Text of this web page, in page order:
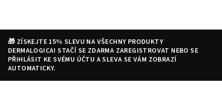
🎁 ZÍSKEJTE 15% SLEVU NA VŠECHNY PRODUKTY
DERMALOGICA! STAČÍ SE ZDARMA ZAREGISTROVAT NEBO SE
PŘIHLÁSIT KE SVÉMU ÚČTU A SLEVA SE VÁM ZOBRAZÍ
AUTOMATICKY.
HledatPřihlášeníNákupní